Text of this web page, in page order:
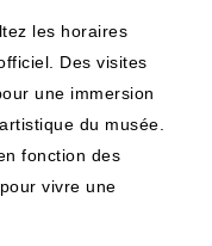
les horaires
Des visites
une immersion
du musée.
fonction des
vivre une